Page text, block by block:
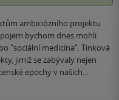
ambiciózního projektu
bychom dnes mohli
"sociální medicína". Tinková
jimiž se zabývaly nejen
epochy v našich…